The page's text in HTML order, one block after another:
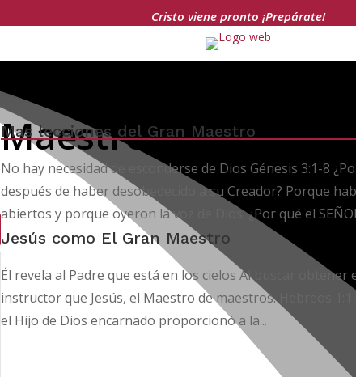
Cristo viene pronto ¡Prepárate!
Maestro
Mas lecciones del Gran Maestro
No hay necesidad de esconderse de Dios Génesis 3:1-8
después de haber desobedecido a su Creador? Porque
abiertos y porque oyeron la voz de Dios. ¿Por qué el
Jesús como El Gran Maestro
Él revela al Padre que está en los cielos Al buscar
instructor que Jesús, el Maestro de maestros. Hebreos
el Hijo de Dios encarnado proporcionó a la...